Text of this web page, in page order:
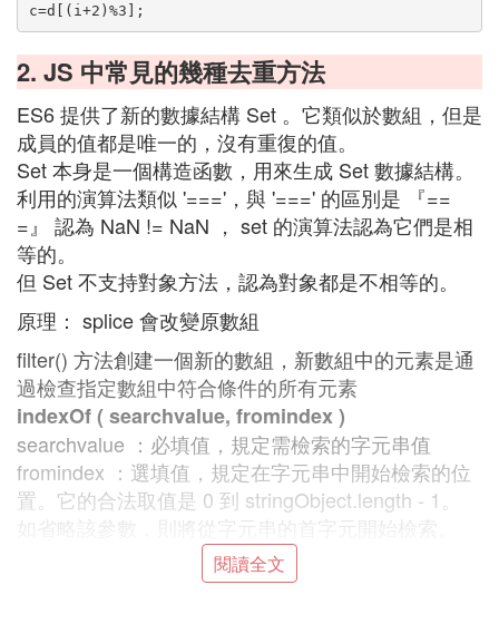
c=d[(i+2)%3];
2. JS 中常見的幾種去重方法
ES6 提供了新的數據結構 Set 。它類似於數組，但是
成員的值都是唯一的，沒有重復的值。
Set 本身是一個構造函數，用來生成 Set 數據結構。
利用的演算法類似 '==='，與 '===' 的區別是 『==
=』 認為 NaN != NaN ， set 的演算法認為它們是相
等的。
但 Set 不支持對象方法，認為對象都是不相等的。
原理： splice 會改變原數組
filter() 方法創建一個新的數組，新數組中的元素是通
過檢查指定數組中符合條件的所有元素
indexOf ( searchvalue, fromindex )
searchvalue ：必填值，規定需檢索的字元串值
fromindex ：選填值，規定在字元串中開始檢索的位
置。它的合法取值是 0 到 stringObject.length - 1。
如省略該參數，則將從字元串的首字元開始檢索。
原理：相鄰元素對比法，若相等則去掉一個
閱讀全文